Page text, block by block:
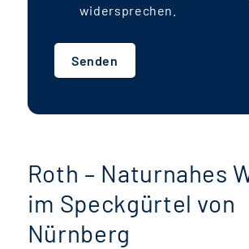
widersprechen.
Senden
Roth – Naturnahes
im Speckgürtel von
Nürnberg